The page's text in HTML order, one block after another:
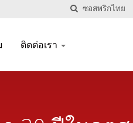
ติดต่อเรา